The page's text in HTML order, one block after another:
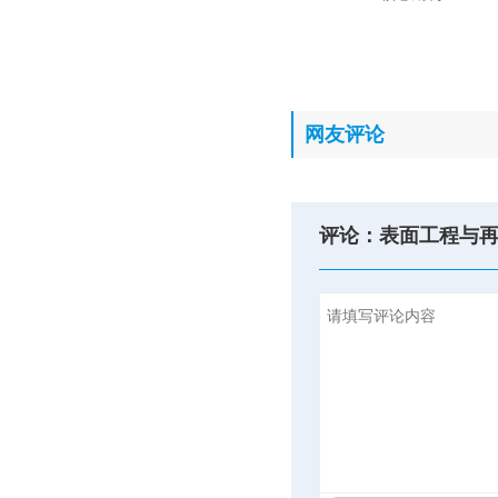
网友评论
评论：表面工程与